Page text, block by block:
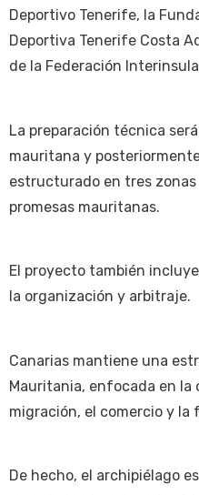
Deportivo Tenerife, la
Deportiva Tenerife Costa
de la Federación
La preparación técnica
mauritana y
estructurado en tres
promesas mauritanas.
El proyecto también
la organización y arbitraje.
Canarias mantiene una
Mauritania, enfocada en la
migración, el comercio y la
De hecho, el archipiélago